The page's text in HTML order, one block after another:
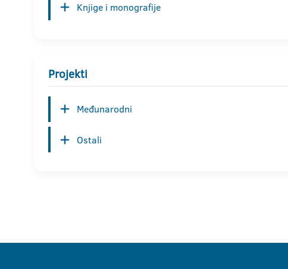
Knjige i monografije
Projekti
Međunarodni
Ostali